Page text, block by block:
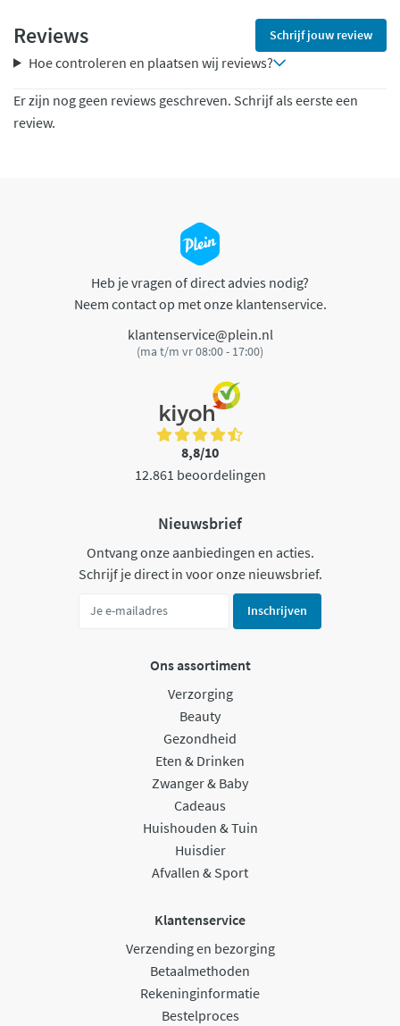
Reviews Schrijf jouw review
Hoe controleren en plaatsen wij reviews?
Er zijn nog geen reviews geschreven. Schrijf als eerste een
review.
Heb je vragen of direct advies nodig?
Neem contact op met onze klantenservice.
klantenservice@plein.nl
(ma t/m vr 08:00 - 17:00)
8,8/10
12.861 beoordelingen
Nieuwsbrief
Ontvang onze aanbiedingen en acties.
Schrijf je direct in voor onze nieuwsbrief.
Inschrijven
Ons assortiment
Verzorging
Beauty
Gezondheid
Eten & Drinken
Zwanger & Baby
Cadeaus
Huishouden & Tuin
Huisdier
Afvallen & Sport
Klantenservice
Verzending en bezorging
Betaalmethoden
Rekeninginformatie
Bestelproces